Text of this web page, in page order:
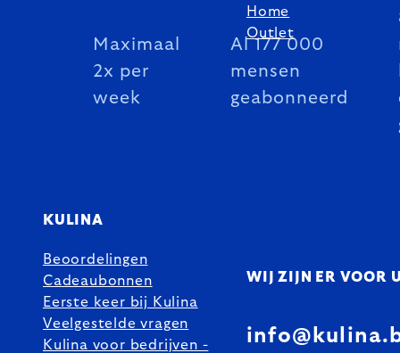
Maximaal
2x per
week
Al 177 000
mensen
geabonneerd
Home
Outlet
KULINA
Beoordelingen
Cadeaubonnen
Eerste keer bij Kulina
Veelgestelde vragen
Kulina voor bedrijven -
WIJ ZIJN ER VOOR U